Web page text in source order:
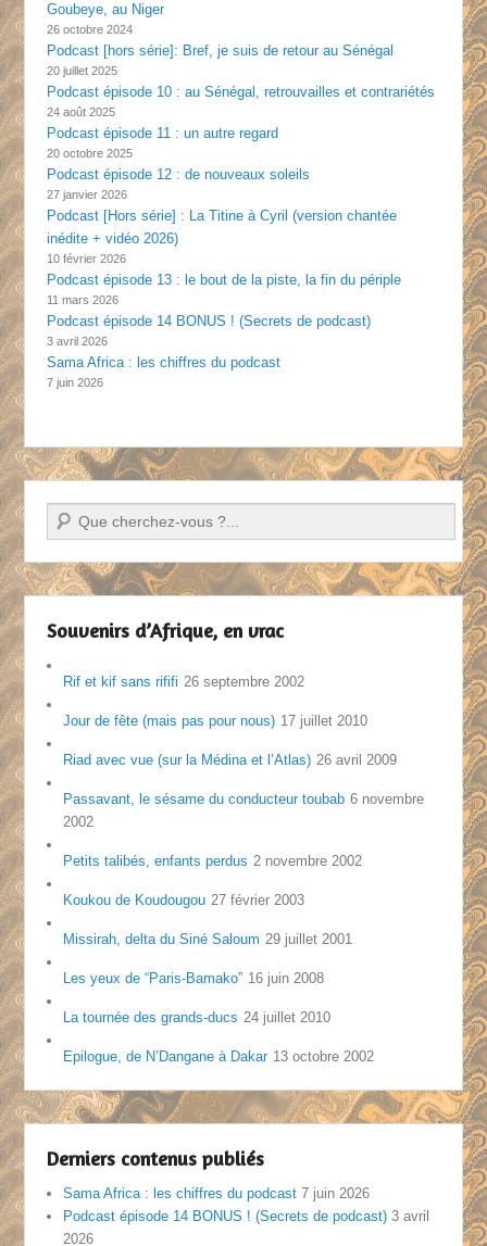
Goubeye, au Niger
26 octobre 2024
Podcast [hors série]: Bref, je suis de retour au Sénégal
20 juillet 2025
Podcast épisode 10 : au Sénégal, retrouvailles et contrariétés
24 août 2025
Podcast épisode 11 : un autre regard
20 octobre 2025
Podcast épisode 12 : de nouveaux soleils
27 janvier 2026
Podcast [Hors série] : La Titine à Cyril (version chantée
inédite + vidéo 2026)
10 février 2026
Podcast épisode 13 : le bout de la piste, la fin du périple
11 mars 2026
Podcast épisode 14 BONUS ! (Secrets de podcast)
3 avril 2026
Sama Africa : les chiffres du podcast
7 juin 2026
Recherche
Souvenirs d’Afrique, en vrac
Rif et kif sans rififi 26 septembre 2002
Jour de fête (mais pas pour nous) 17 juillet 2010
Riad avec vue (sur la Médina et l’Atlas) 26 avril 2009
Passavant, le sésame du conducteur toubab 6 novembre
2002
Petits talibés, enfants perdus 2 novembre 2002
Koukou de Koudougou 27 février 2003
Missirah, delta du Siné Saloum 29 juillet 2001
Les yeux de “Paris-Bamako” 16 juin 2008
La tournée des grands-ducs 24 juillet 2010
Epilogue, de N’Dangane à Dakar 13 octobre 2002
Derniers contenus publiés
Sama Africa : les chiffres du podcast 7 juin 2026
Podcast épisode 14 BONUS ! (Secrets de podcast) 3 avril
2026